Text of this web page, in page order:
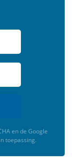
en de Google
toepassing.